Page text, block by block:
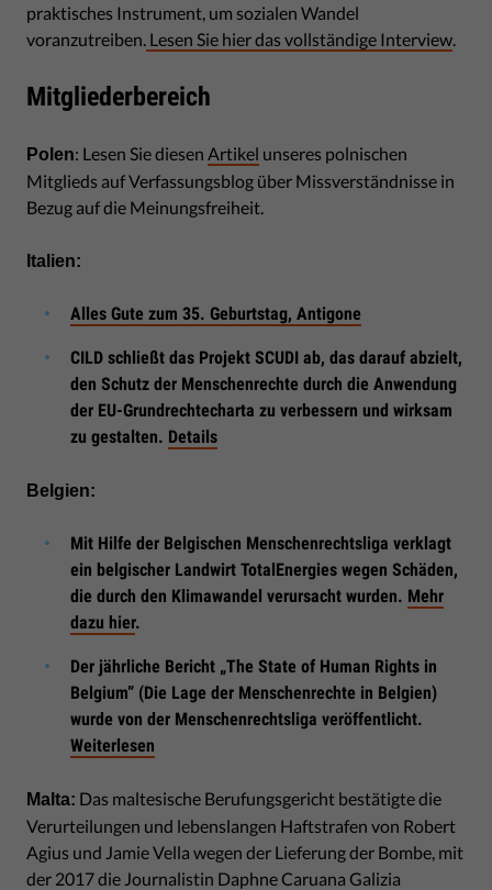
praktisches Instrument, um sozialen Wandel
voranzutreiben. Lesen Sie hier das vollständige Interview
Mitgliederbereich
Polen: Lesen Sie diesen Artikel unseres polnischen
Mitglieds auf Verfassungsblog über Missverständnisse in
Bezug auf die Meinungsfreiheit.
Italien:
Alles Gute zum 35. Geburtstag, Antigone
CILD schließt das Projekt SCUDI ab, das darauf abzielt,
den Schutz der Menschenrechte durch die Anwendung
der EU-Grundrechtecharta zu verbessern und wirksam
zu gestalten. Details
Belgien:
Mit Hilfe der Belgischen Menschenrechtsliga verklagt
ein belgischer Landwirt TotalEnergies wegen Schäden,
die durch den Klimawandel verursacht wurden. Mehr
dazu hier.
Der jährliche Bericht „The State of Human Rights in
Belgium” (Die Lage der Menschenrechte in Belgien)
wurde von der Menschenrechtsliga veröffentlicht.
Weiterlesen
Malta: Das maltesische Berufungsgericht bestätigte die
Verurteilungen und lebenslangen Haftstrafen von Robert
Agius und Jamie Vella wegen der Lieferung der Bombe, mit
der 2017 die Journalistin Daphne Caruana Galizia